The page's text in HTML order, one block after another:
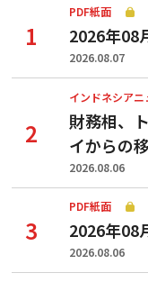
PDF紙面
2026年08
2026.08.07
インドネシアニ
財務相、
イからの
2026.08.06
PDF紙面
2026年08
2026.08.06